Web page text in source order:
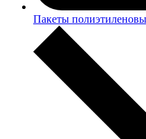
Пакеты